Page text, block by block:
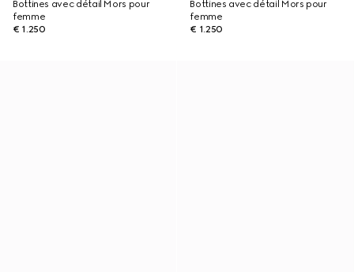
Bottines avec détail Mors pour
femme
€ 1.250
Bottines avec détail Mors pour
femme
€ 1.250